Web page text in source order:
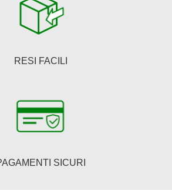
RESI FACILI
SICURI